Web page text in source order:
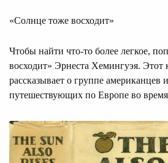
«Солнце тоже восходит»
Чтобы найти что-то более легкое,
восходит» Эрнеста Хемингуэя. Этот
рассказывает о группе американцев
путешествующих по Европе во